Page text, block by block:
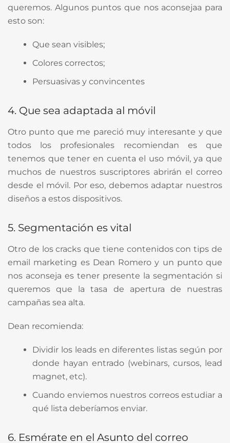
queremos. Algunos puntos que nos aconsejaa para
esto son:
Que sean visibles;
Colores correctos;
Persuasivas y convincentes
4. Que sea adaptada al móvil
Otro punto que me pareció muy interesante y que
todos los profesionales recomiendan es que
tenemos que tener en cuenta el uso móvil, ya que
muchos de nuestros suscriptores abrirán el correo
desde el móvil. Por eso, debemos adaptar nuestros
diseños a estos dispositivos.
5. Segmentación es vital
Otro de los cracks que tiene contenidos con tips de
email marketing es Dean Romero y un punto que
nos aconseja es tener presente la segmentación si
queremos que la tasa de apertura de nuestras
campañas sea alta.
Dean recomienda:
Dividir los leads en diferentes listas según por
donde hayan entrado (webinars, cursos, lead
magnet, etc).
Cuando enviemos nuestros correos estudiar a
qué lista deberíamos enviar.
6. Esmérate en el Asunto del correo